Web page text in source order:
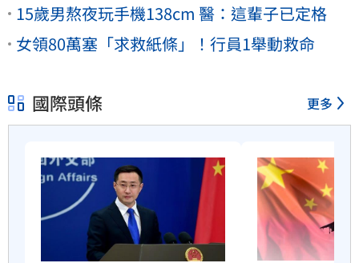
15歲男熬夜玩手機138cm 醫：這輩子已定格
女領80萬塞「求救紙條」！行員1舉動救命
國際頭條 更多